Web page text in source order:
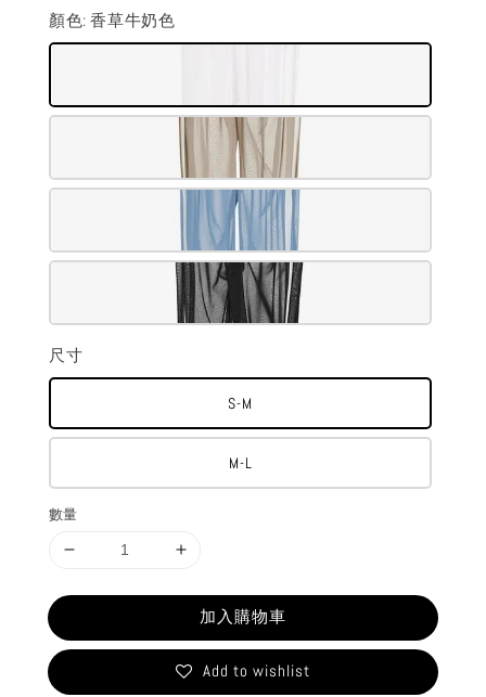
顏色: 香草牛奶色
尺寸
S-M
M-L
數量
加入購物車
Add to wishlist